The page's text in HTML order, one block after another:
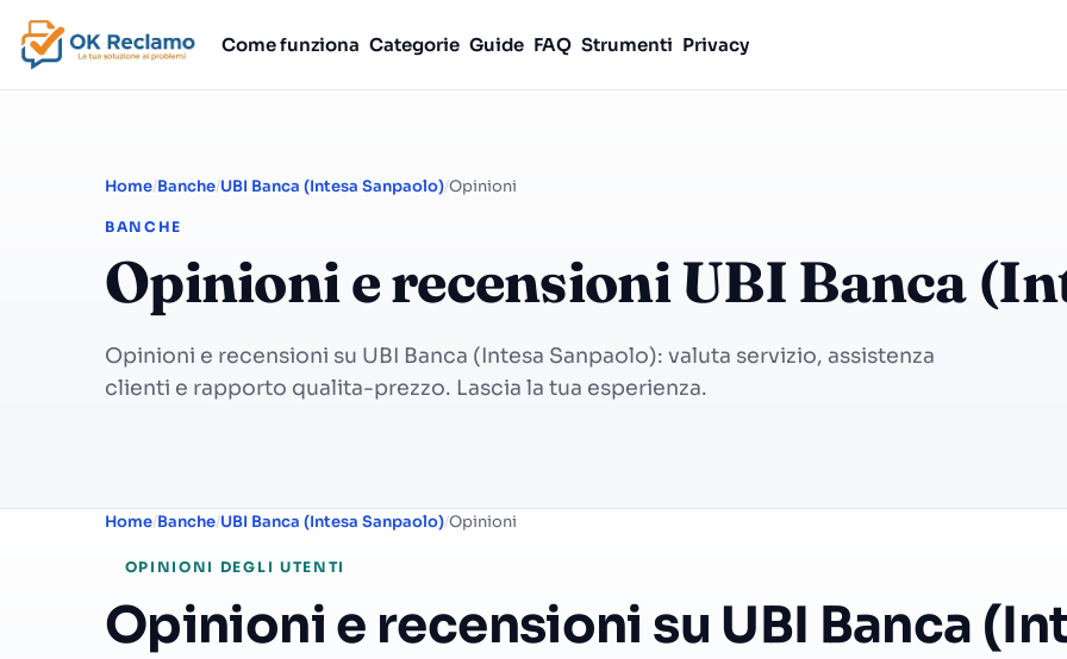
Come funziona Categorie Guide FAQ Strumenti Privacy
Home Banche UBI Banca (Intesa Sanpaolo) Opinioni
BANCHE
Opinioni e recensioni UBI Banca
Opinioni e recensioni su UBI Banca (Intesa Sanpaolo): valuta servizio, assistenza
clienti e rapporto qualita-prezzo. Lascia la tua esperienza.
Home Banche UBI Banca (Intesa Sanpaolo) Opinioni
OPINIONI DEGLI UTENTI
Opinioni e recensioni su UBI Banca